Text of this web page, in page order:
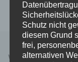
WIR SIND DA …
Schutz nicht
diesem Grund
frei,
alternativen